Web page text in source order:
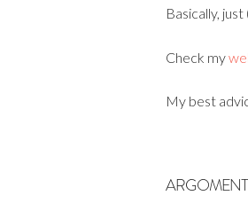
Basically,
Check my
My best